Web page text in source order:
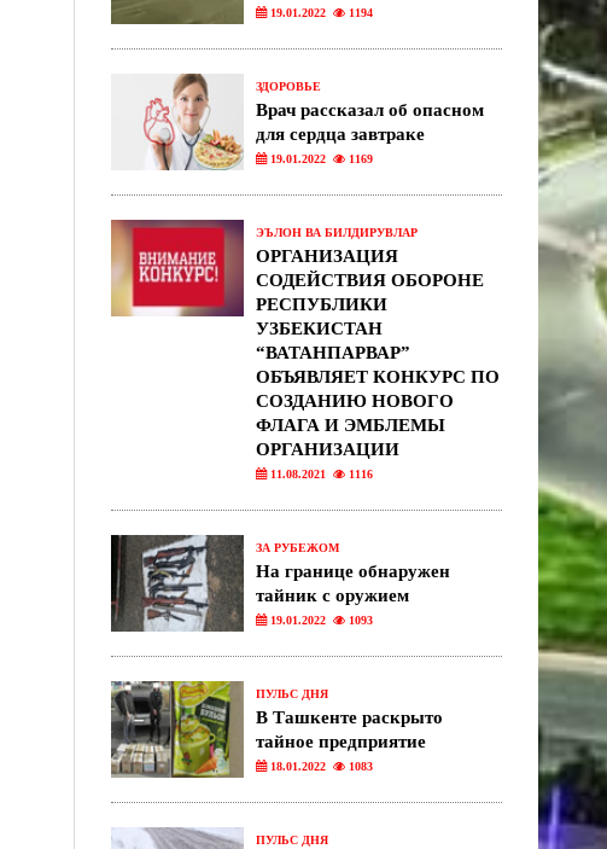
19.01.2022 1194
ЗДОРОВЬЕ
Врач рассказал об опасном
для сердца завтраке
19.01.2022 1169
ЭЪЛОН ВА БИЛДИРУВЛАР
ОРГАНИЗАЦИЯ
СОДЕЙСТВИЯ ОБОРОНЕ
РЕСПУБЛИКИ
УЗБЕКИСТАН
“ВАТАНПАРВАР”
ОБЪЯВЛЯЕТ КОНКУРС ПО
СОЗДАНИЮ НОВОГО
ФЛАГА И ЭМБЛЕМЫ
ОРГАНИЗАЦИИ
11.08.2021 1116
ЗА РУБЕЖОМ
На границе обнаружен
тайник с оружием
19.01.2022 1093
ПУЛЬС ДНЯ
В Ташкенте раскрыто
тайное предприятие
18.01.2022 1083
ПУЛЬС ДНЯ